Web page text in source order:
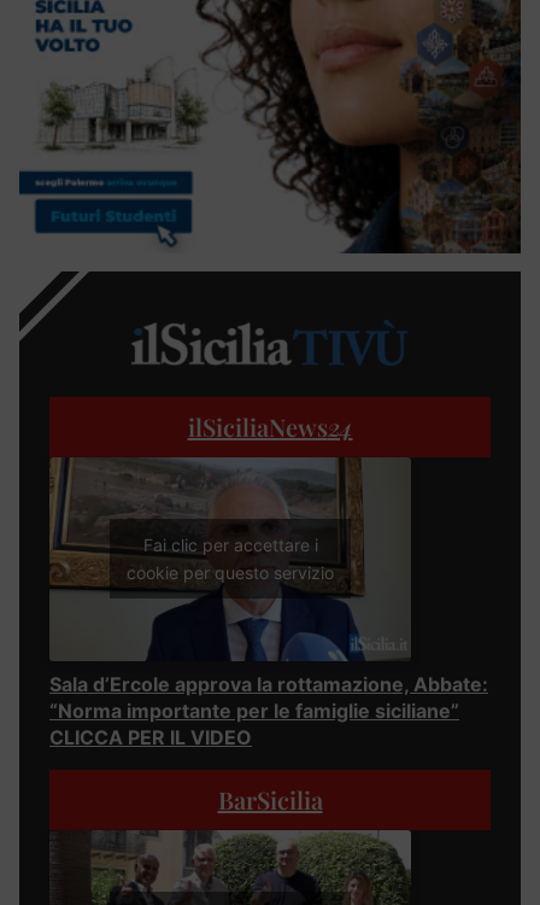
ilSiciliaNews24
Fai clic per accettare i
cookie per questo servizio
Sala d’Ercole approva la rottamazione, Abbate:
“Norma importante per le famiglie siciliane”
CLICCA PER IL VIDEO
BarSicilia